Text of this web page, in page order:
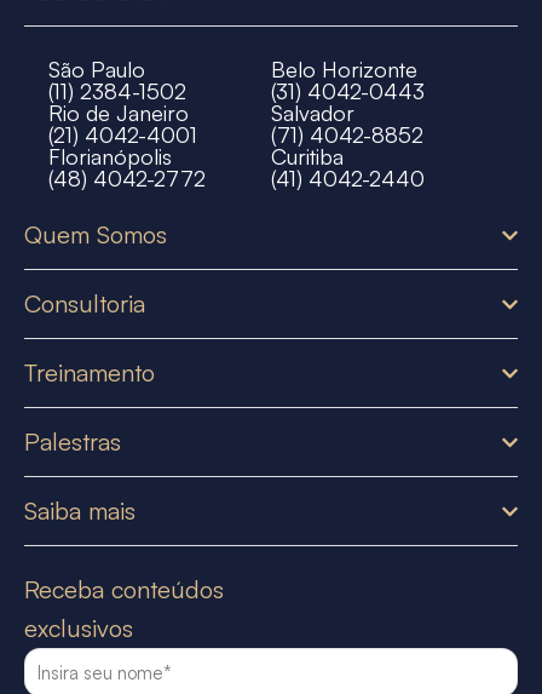
São Paulo
(11) 2384-1502
Belo Horizonte
(31) 4042-0443
Rio de Janeiro
(21) 4042-4001
Salvador
(71) 4042-8852
Florianópolis
(48) 4042-2772
Curitiba
(41) 4042-2440
Quem Somos
Consultoria
Treinamento
Palestras
Saiba mais
Receba conteúdos
exclusivos